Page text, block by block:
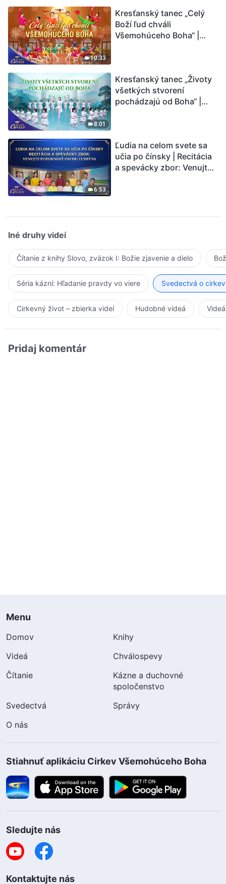
10:33
Kresťanský tanec „Celý
Boží ľud chváli
Všemohúceho Boha“ |
8:01
Kresťanský tanec „Životy
všetkých stvorení
pochádzajú od Boha“ |
6:53
Ľudia na celom svete sa
učia po čínsky | Recitácia
a spevácky zbor: Venujte
Iné druhy videí
Čítanie z knihy Slovo, zväzok I: Božie zjavenie a dielo
Séria kázní: Hľadanie pravdy vo viere Svedectvá o
Cirkevný život – zbierka videí Hudobné videá
Pridaj komentár
Menu
Domov
Knihy
Videá
Chválospevy
Čítanie
Kázne a duchovné
spoločenstvo
Svedectvá
Správy
O nás
Stiahnuť aplikáciu Cirkev Všemohúceho Boha
Sledujte nás
Kontaktujte nás